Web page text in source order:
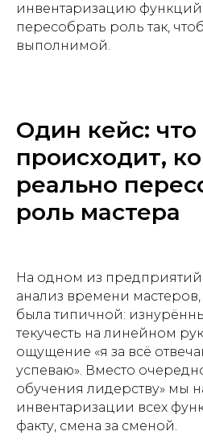
инвентаризацию функций
пересобрать роль так,
выполнимой.
Один кейс: что
происходит,
реально
роль мастера
На одном из
анализ времени мастеров,
была типичной:
текучесть на линейном
ощущение «я за всё
успеваю». Вместо
обучения лидерству» мы
инвентаризации всех
факту, смена за сменой.